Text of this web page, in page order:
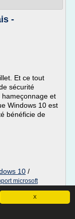
X
-
Et ce tout
sécurité
et
Windows 10 est
bénéficie de
10 /
microsoft
10